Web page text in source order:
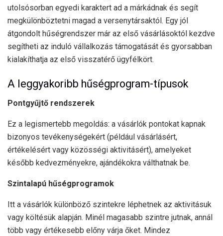
utolsósorban egyedi karaktert ad a márkádnak és segít
megkülönböztetni magad a versenytársaktól. Egy jól
átgondolt hűségrendszer már az első vásárlásoktól kezdve
segítheti az induló vállalkozás támogatását és gyorsabban
kialakíthatja az első visszatérő ügyfélkört.
A leggyakoribb hűségprogram-típusok
Pontgyűjtő rendszerek
Ez a legismertebb megoldás: a vásárlók pontokat kapnak
bizonyos tevékenységekért (például vásárlásért,
értékelésért vagy közösségi aktivitásért), amelyeket
később kedvezményekre, ajándékokra válthatnak be.
Szintalapú hűségprogramok
Itt a vásárlók különböző szintekre léphetnek az aktivitásuk
vagy költésük alapján. Minél magasabb szintre jutnak, annál
több vagy értékesebb előny várja őket. Mindez